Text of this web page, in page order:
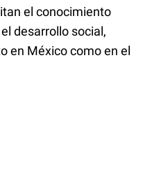
el conocimiento
desarrollo social,
en México como en el